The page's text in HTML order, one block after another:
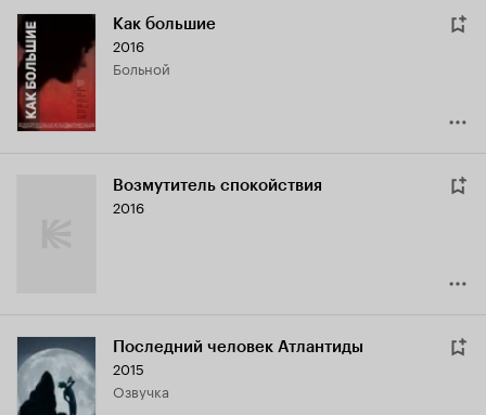
Как большие
2016
больной
Возмутитель спокойствия
2016
Последний человек Атлантиды
2015
озвучка